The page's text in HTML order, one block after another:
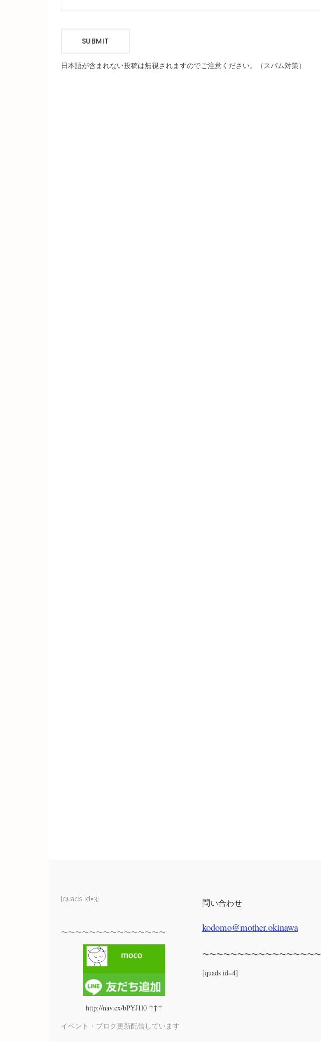
SUBMIT
日本語が含まれない投稿は無視されますのでご注意ください。（スパム対策）
[quads id=3]
〜〜〜〜〜〜〜〜〜〜〜〜〜〜〜
http://nav.cx/bPYJ1l0 ↑↑↑
イベント・ブロク更新配信しています
問い合わせ
kodomo@mother.okinawa
〜〜〜〜〜〜〜〜〜〜〜〜〜〜〜〜〜
[quads id=4]